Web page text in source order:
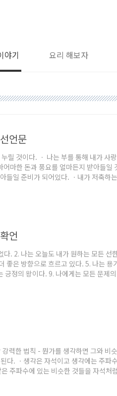
야기 요리 해보자
언문
릴 것이다. ㆍ 나는 부를 통해 내가 사
마한 돈과 풍요를 얼마든지 받아들일
들일 준비가 되어있다. ㆍ내가 저축하
며, 반드시 부자가 될 것이다. ㆍ나의 순
언
. 2. 나는 오늘도 내가 원하는 모든 선
좋은 방향으로 흐르고 있다. 5. 나는 용
긍정의 왕이다. 9. 나에게는 모든 문제
지금 내게 주어진 것만으로도 내 인생
력한 법칙 - 뭔가를 생각하면 그와 비
다. ㆍ생각은 자석이고 생각에는 주파
주파수에 있는 비슷한 것들을 자석처
이 무엇이든지 바로 그 대상을 불러들